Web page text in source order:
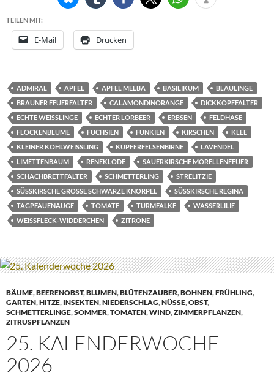
TEILEN MIT:
E-Mail Drucken
ADMIRAL APFEL APFEL MELBA BASILIKUM
BLÄULINGE
BRAUNER FEUERFALTER
CALAMONDINORANGE
DICKKOPFFALTER
ECHTE WEISSLINGE
ECHTER LORBEER ERBSEN
FELDHASE
FLOCKENBLUME
FUCHSIEN FUNKIEN KIRSCHEN
KLEE
KLEINER KOHLWEISSLING
KUPFERFELSENBIRNE
LAVENDEL
LIMETTENBAUM
RENEKLODE
SAUERKIRSCHE MORELLENFEUER
SCHACHBRETTFALTER
SCHMETTERLING
STRELITZIE
SÜSSKIRSCHE GROSSE SCHWARZE KNORPEL
SÜSSKIRSCHE REGINA
TAGPFAUENAUGE
TOMATE TURMFALKE
WASSERLILIE
WEISSFLECK-WIDDERCHEN
ZITRONE
BÄUME,BEERENOBST,BLUMEN,BLÜTENZAUBER,BOHNEN,FRÜHLING,
GARTEN,HITZE, INSEKTEN,NIEDERSCHLAG,NÜSSE,OBST,
SCHMETTERLINGE,SOMMER,TOMATEN,WIND,ZIMMERPFLANZEN,
ZITRUSPFLANZEN
25. KALENDERWOCHE
2026